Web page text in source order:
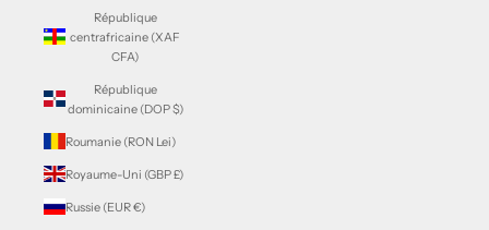
République
centrafricaine (XAF
CFA)
République
dominicaine (DOP $)
Roumanie (RON Lei)
Royaume-Uni (GBP £)
Russie (EUR €)